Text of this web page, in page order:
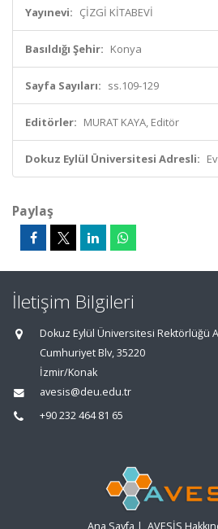
Yayınevi: ÇİZGİ KİTABEVİ
Basıldığı Şehir: Konya
Sayfa Sayıları: ss.109-129
Editörler: MURAT KAYA, Editör
Dokuz Eylül Üniversitesi Adresli:
Paylaş
İletişim Bilgileri
Dokuz Eylül Üniversitesi Rektörlüğü
Cumhuriyet Blv, 35220
İzmir/Konak
avesis@deu.edu.tr
+90 232 464 81 65
Ana Sayfa | AVESİS